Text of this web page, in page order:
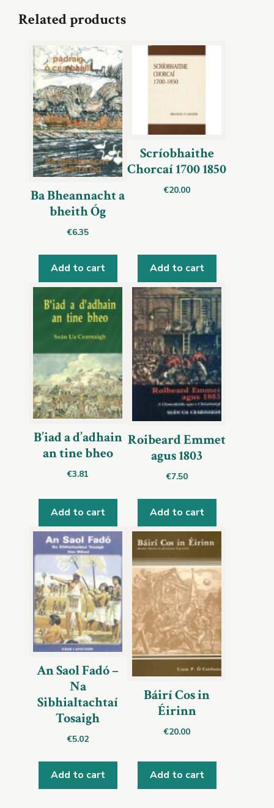
Related products
Ba Bheannacht a
bheith Óg
€6.35
Add to cart
Scríobhaithe
Chorcaí 1700 1850
€20.00
Add to cart
B’iad a d’adhain
an tine bheo
€3.81
Add to cart
Roibeard Emmet
agus 1803
€7.50
Add to cart
An Saol Fadó –
Na
Sibhialtachtaí
Tosaigh
€5.02
Add to cart
Báirí Cos in
Éirinn
€20.00
Add to cart